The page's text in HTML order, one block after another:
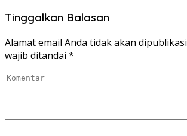
Tinggalkan Balasan
Alamat email Anda tidak akan
wajib ditandai *